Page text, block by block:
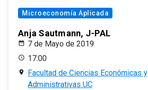
Microeconomía Aplicada
Anja Sautmann, J-PAL
7 de Mayo de 2019
17:00
Facultad de Ciencias Económicas y
Administrativas UC